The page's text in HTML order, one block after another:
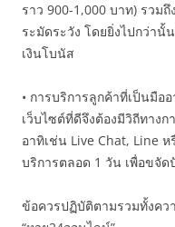
ราว 900-1,000 บาท) รวม
ระมัดระวัง โดยยิ่งไปกว่านั้น
เงินโบนัส
• การบริการลูกค้าที่เป็นมือ
เว็บไซต์ที่ดีจึงต้องมีวิถีทาง
อาทิเช่น Live Chat, Line
บริการตลอด 1 วัน เพื่อขจั
ข้อควรปฏิบัติตามรวมทั้งคว